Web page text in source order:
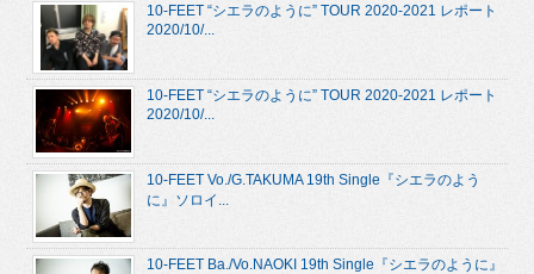
10-FEET “シエラのように” TOUR 2020-2021 レポート
2020/10/...
10-FEET “シエラのように” TOUR 2020-2021 レポート
2020/10/...
10-FEET Vo./G.TAKUMA 19th Single『シエラのよう
に』ソロイ...
10-FEET Ba./Vo.NAOKI 19th Single『シエラのように』